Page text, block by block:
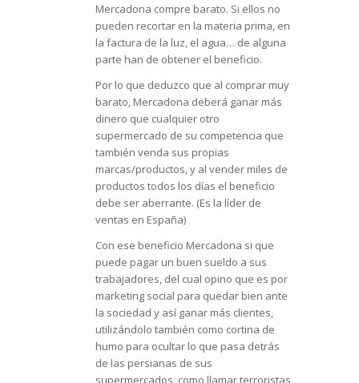
Mercadona compre barato. Si ellos no
pueden recortar en la materia prima, en
la factura de la luz, el agua… de alguna
parte han de obtener el beneficio.
Por lo que deduzco que al comprar muy
barato, Mercadona deberá ganar más
dinero que cualquier otro
supermercado de su competencia que
también venda sus propias
marcas/productos, y al vender miles de
productos todos los días el beneficio
debe ser aberrante. (Es la líder de
ventas en España)
Con ese beneficio Mercadona si que
puede pagar un buen sueldo a sus
trabajadores, del cual opino que es por
marketing social para quedar bien ante
la sociedad y así ganar más clientes,
utilizándolo también como cortina de
humo para ocultar lo que pasa detrás
de las persianas de sus
supermercados, como llamar terroristas